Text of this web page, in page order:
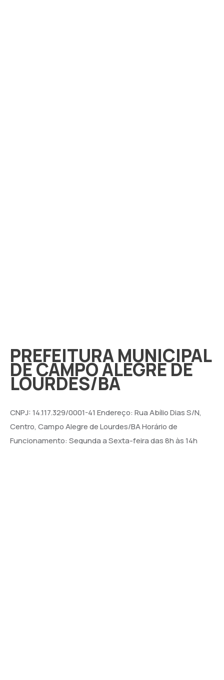
PREFEITURA MUNICIPAL
DE CAMPO ALEGRE DE
LOURDES/BA
CNPJ: 14.117.329/0001-41 Endereço: Rua Abílio Dias S/N,
Centro, Campo Alegre de Lourdes/BA Horário de
Funcionamento: Segunda a Sexta-feira das 8h às 14h